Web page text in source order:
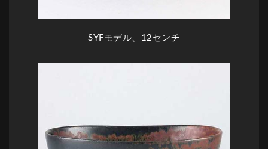
SYFモデル、12センチ